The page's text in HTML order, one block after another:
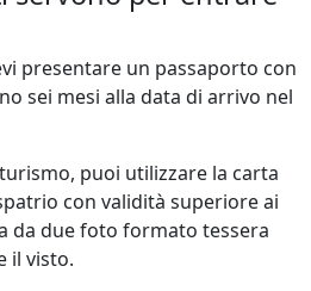
presentare un passaporto con
sei mesi alla data di arrivo nel
puoi utilizzare la carta
con validità superiore ai
da due foto formato tessera
il visto.